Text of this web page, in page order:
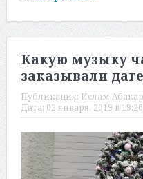
Какую музыку
заказывали
Публикация: Ислам
Дата: 02 января, 2019 в 19:26